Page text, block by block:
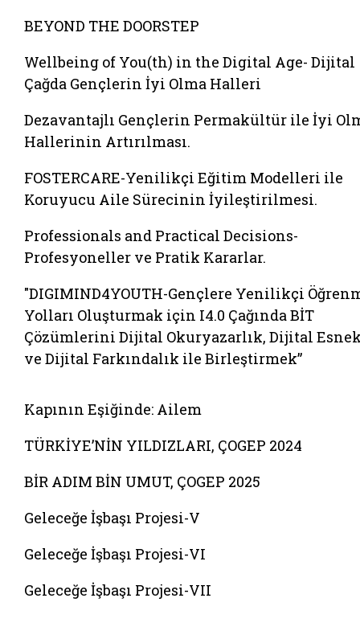
BEYOND THE DOORSTEP
Wellbeing of You(th) in the Digital Age- Dijital
Çağda Gençlerin İyi Olma Halleri
Dezavantajlı Gençlerin Permakültür ile İyi
Hallerinin Artırılması.
FOSTERCARE-Yenilikçi Eğitim Modelleri ile
Koruyucu Aile Sürecinin İyileştirilmesi.
Professionals and Practical Decisions-
Profesyoneller ve Pratik Kararlar.
"DIGIMIND4YOUTH-Gençlere Yenilikçi
Yolları Oluşturmak için I4.0 Çağında BİT
Çözümlerini Dijital Okuryazarlık, Dijital
ve Dijital Farkındalık ile Birleştirmek”
Kapının Eşiğinde: Ailem
TÜRKİYE’NİN YILDIZLARI, ÇOGEP 2024
BİR ADIM BİN UMUT, ÇOGEP 2025
Geleceğe İşbaşı Projesi-V
Geleceğe İşbaşı Projesi-VI
Geleceğe İşbaşı Projesi-VII